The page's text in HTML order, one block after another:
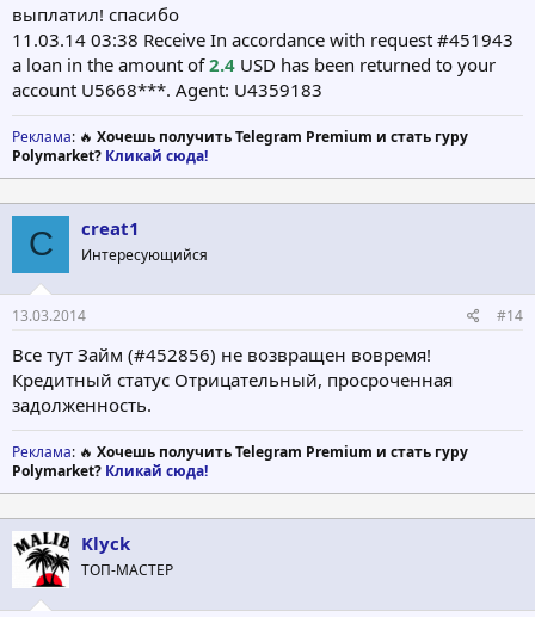
выплатил! спасибо
11.03.14 03:38 Receive In accordance with request #451943
a loan in the amount of2.4 USD has been returned to your
account U5668***. Agent: U4359183
Реклама: 🔥 Хочешь получить Telegram Premium и стать гуру
Polymarket? Кликай сюда!
C creat1
Интересующийся
13.03.2014 #14
Все тут Займ (#452856) не возвращен вовремя!
Кредитный статус Отрицательный, просроченная
задолженность.
Реклама: 🔥 Хочешь получить Telegram Premium и стать гуру
Polymarket? Кликай сюда!
Klyck
ТОП-МАСТЕР